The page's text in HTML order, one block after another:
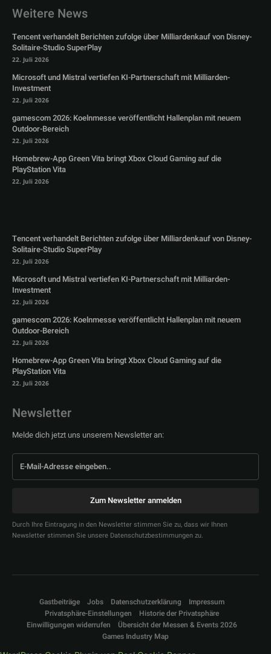
Weitere News
Tencent verhandelt Berichten zufolge über Milliardenkauf von Disney-
Solitaire-Studio SuperPlay
22. Juli 2026
Microsoft und Mistral vertiefen KI-Partnerschaft mit Milliarden-
Investment
22. Juli 2026
gamescom 2026: Koelnmesse veröffentlicht Hallenplan mit neuem
Outdoor-Bereich
22. Juli 2026
Homebrew-App Green Vita bringt Xbox Cloud Gaming auf die
PlayStation Vita
22. Juli 2026
Tencent verhandelt Berichten zufolge über Milliardenkauf von Disney-
Solitaire-Studio SuperPlay
22. Juli 2026
Microsoft und Mistral vertiefen KI-Partnerschaft mit Milliarden-
Investment
22. Juli 2026
gamescom 2026: Koelnmesse veröffentlicht Hallenplan mit neuem
Outdoor-Bereich
22. Juli 2026
Homebrew-App Green Vita bringt Xbox Cloud Gaming auf die
PlayStation Vita
22. Juli 2026
Newsletter
Melde dich jetzt uns unserem Newsletter an:
Zum Newsletter anmelden
Durch Ihre Eintragung in den Newsletter stimmen Sie zu, dass wir Ihnen
Newsletter stimmen Sie unsere Datenschutzbestimmungen zu.
Gastbeiträge Jobs Datenschutzerklärung
Impressum
Privatsphäre-Einstellungen
Historie der Privatsphäre
Einwilligungen widerrufen
Übersicht der Messen & Events 2026
Games Industry Map